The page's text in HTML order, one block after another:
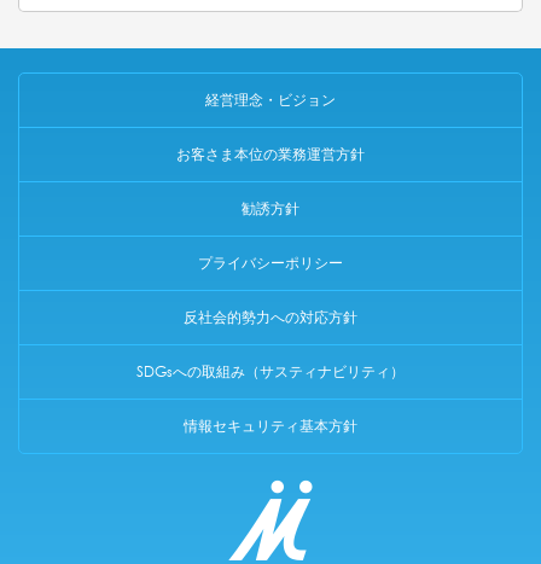
経営理念・ビジョン
お客さま本位の業務運営方針
勧誘方針
プライバシーポリシー
反社会的勢力への対応方針
SDGsへの取組み（サスティナビリティ）
情報セキュリティ基本方針